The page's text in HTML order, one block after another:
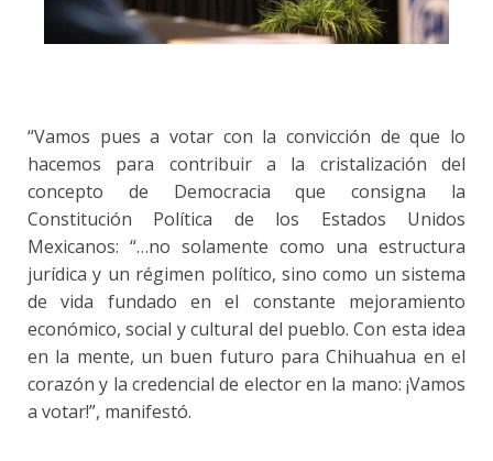
“Vamos pues a votar con la convicción de que lo
hacemos para contribuir a la cristalización del
concepto de Democracia que consigna la
Constitución Política de los Estados Unidos
Mexicanos: “…no solamente como una estructura
jurídica y un régimen político, sino como un sistema
de vida fundado en el constante mejoramiento
económico, social y cultural del pueblo. Con esta idea
en la mente, un buen futuro para Chihuahua en el
corazón y la credencial de elector en la mano: ¡Vamos
a votar!”, manifestó.